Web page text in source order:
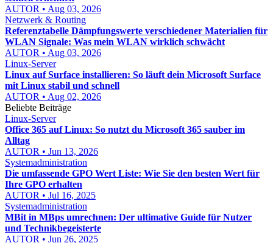
AUTOR • Aug 03, 2026
Netzwerk & Routing
Referenztabelle Dämpfungswerte verschiedener Materialien für
WLAN Signale: Was mein WLAN wirklich schwächt
AUTOR • Aug 03, 2026
Linux-Server
Linux auf Surface installieren: So läuft dein Microsoft Surface
mit Linux stabil und schnell
AUTOR • Aug 02, 2026
Beliebte Beiträge
Linux-Server
Office 365 auf Linux: So nutzt du Microsoft 365 sauber im
Alltag
AUTOR • Jun 13, 2026
Systemadministration
Die umfassende GPO Wert Liste: Wie Sie den besten Wert für
Ihre GPO erhalten
AUTOR • Jul 16, 2025
Systemadministration
MBit in MBps umrechnen: Der ultimative Guide für Nutzer
und Technikbegeisterte
AUTOR • Jun 26, 2025